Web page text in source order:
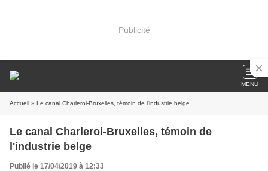
Publicité
MENU
Accueil » Le canal Charleroi-Bruxelles, témoin de l'industrie belge
Le canal Charleroi-Bruxelles, témoin de
l'industrie belge
Publié le 17/04/2019 à 12:33